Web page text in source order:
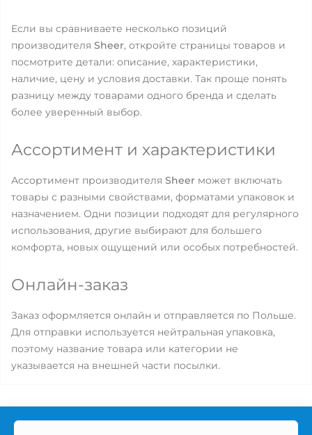
Если вы сравниваете несколько позиций
производителя Sheer, откройте страницы товаров и
посмотрите детали: описание, характеристики,
наличие, цену и условия доставки. Так проще понять
разницу между товарами одного бренда и сделать
более уверенный выбор.
Ассортимент и характеристики
Ассортимент производителя Sheer может включать
товары с разными свойствами, форматами упаковок и
назначением. Одни позиции подходят для регулярного
использования, другие выбирают для большего
комфорта, новых ощущений или особых потребностей.
Онлайн-заказ
Заказ оформляется онлайн и отправляется по Польше.
Для отправки используется нейтральная упаковка,
поэтому название товара или категории не
указывается на внешней части посылки.